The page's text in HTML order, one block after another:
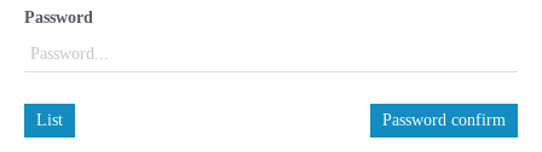
Password
List Password confirm